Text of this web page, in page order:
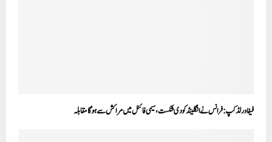
فیفا ورلڈ کپ: فرانس نے انگلینڈ کو دی شکست، سیمی فائنل میں مراکش سے ہوگا مقابلہ